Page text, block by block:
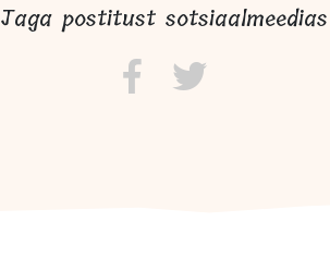
Jaga postitust sotsiaalmeedias